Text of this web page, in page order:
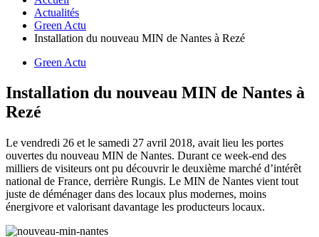
Actualités
Green Actu
Installation du nouveau MIN de Nantes à Rezé
Green Actu
Installation du nouveau MIN de Nantes à
Rezé
Le vendredi 26 et le samedi 27 avril 2018, avait lieu les portes
ouvertes du nouveau MIN de Nantes. Durant ce week-end des
milliers de visiteurs ont pu découvrir le deuxième marché d’intérêt
national de France, derrière Rungis. Le MIN de Nantes vient tout
juste de déménager dans des locaux plus modernes, moins
énergivore et valorisant davantage les producteurs locaux.